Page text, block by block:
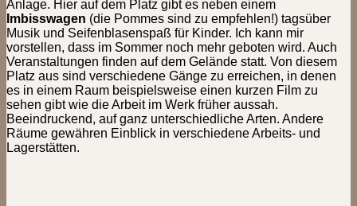
Anlage. Hier auf dem Platz gibt es neben einem
Imbisswagen (die Pommes sind zu empfehlen!) tagsüber
Musik und Seifenblasenspaß für Kinder. Ich kann mir
vorstellen, dass im Sommer noch mehr geboten wird. Auch
Veranstaltungen finden auf dem Gelände statt. Von diesem
Platz aus sind verschiedene Gänge zu erreichen, in denen
es in einem Raum beispielsweise einen kurzen Film zu
sehen gibt wie die Arbeit im Werk früher aussah.
Beeindruckend, auf ganz unterschiedliche Arten. Andere
Räume gewähren Einblick in verschiedene Arbeits- und
Lagerstätten.